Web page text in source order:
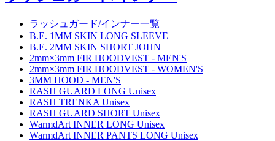
ラッシュガード/インナー一覧
B.E. 1MM SKIN LONG SLEEVE
B.E. 2MM SKIN SHORT JOHN
2mm×3mm FIR HOODVEST - MEN'S
2mm×3mm FIR HOODVEST - WOMEN'S
3MM HOOD - MEN'S
RASH GUARD LONG Unisex
RASH TRENKA Unisex
RASH GUARD SHORT Unisex
WarmdArt INNER LONG Unisex
WarmdArt INNER PANTS LONG Unisex